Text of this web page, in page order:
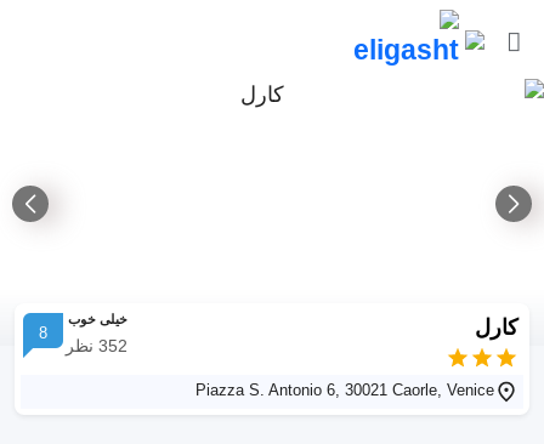
کارل خیلی خوب
352 نظر
8
Piazza S. Antonio 6, 30021 Caorle, Venice